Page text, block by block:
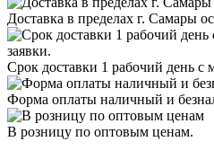
Доставка в пределах г. Самары
Срок доставки 1 рабочий день с
Форма оплаты наличный и
В розницу по оптовым ценам.